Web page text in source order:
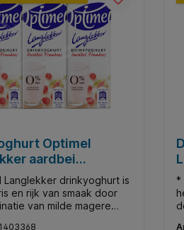
Optimel
aardbei
20cl
Langlekker drinkyoghurt is
en rijk van smaak door
van milde magere
*